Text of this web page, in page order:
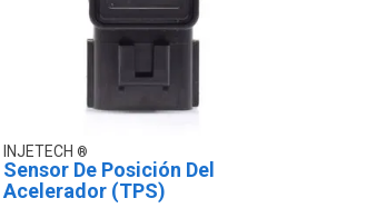
INJETECH
Sensor De Posición Del
Acelerador (TPS)